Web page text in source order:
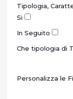
Tipologia,
Si
In Seguito
Che tipologia di
Personalizza le